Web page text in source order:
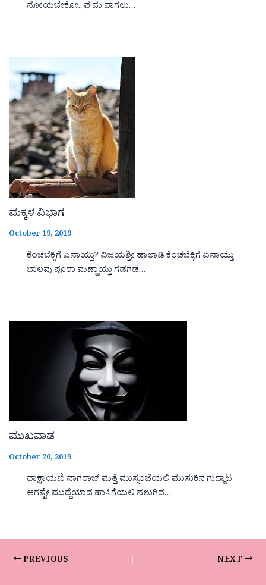
ನೋಯಬೇಕೋ.. ಘಮ ವಾಗಲು…
ಮಕ್ಕಳ ವಿಭಾಗ
October 19, 2019
ಕೆಂಚಬೆಕ್ಕಿಗೆ ಏನಾಯ್ತು? ವಿಜಯಶ್ರೀ ಹಾಲಾಡಿ ಕೆಂಚಬೆಕ್ಕಿಗೆ ಏನಾಯ್ತು
ಬಾಲವು ಪೂರಾ ಮಣ್ಣಾಯ್ತು ಗಡಗಡ…
ಮುಖವಾಡ
October 20, 2019
ದಾಕ್ಷಾಯಣಿ ನಾಗರಾಜ್ ಮತ್ತೆ ಮುಸ್ಸಂಜೆಯಲಿ ಮುಸುಕಿನ ಗುದ್ದಾಟ
ಆಗಷ್ಟೇ ಮುದ್ದೆಯಾದ ಹಾಸಿಗೆಯಲಿ ನಲುಗಿದ…
PREVIOUS NEXT